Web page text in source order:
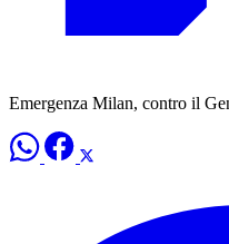
Emergenza Milan, contro il